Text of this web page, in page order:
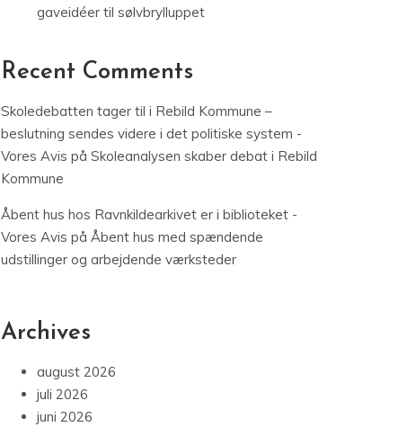
gaveidéer til sølvbrylluppet
Recent Comments
Skoledebatten tager til i Rebild Kommune –
beslutning sendes videre i det politiske system -
Vores Avis på Skoleanalysen skaber debat i Rebild
Kommune
Åbent hus hos Ravnkildearkivet er i biblioteket -
Vores Avis på Åbent hus med spændende
udstillinger og arbejdende værksteder
Archives
august 2026
juli 2026
juni 2026